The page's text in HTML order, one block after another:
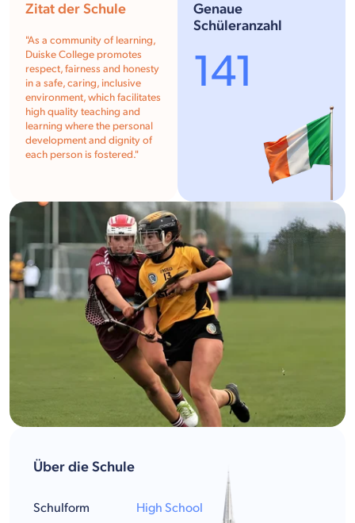
Über die Schule
Schulform High School
Zitat der Schule
"As a community of learning,
Duiske College promotes
respect, fairness and honesty
in a safe, caring, inclusive
environment, which facilitates
high quality teaching and
learning where the personal
development and dignity of
each person is fostered."
Genaue
Schüleranzahl
141